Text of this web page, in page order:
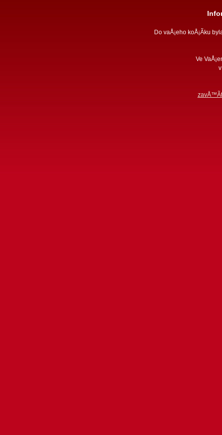
Do vaÅ¡eho koÅ¡Ã­ku
Ve
zavÅ™Ã­t